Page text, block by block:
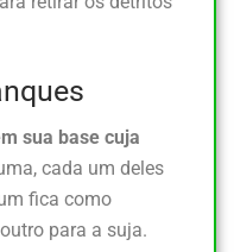
sua base cuja
cada um deles
fica como
para a suja.